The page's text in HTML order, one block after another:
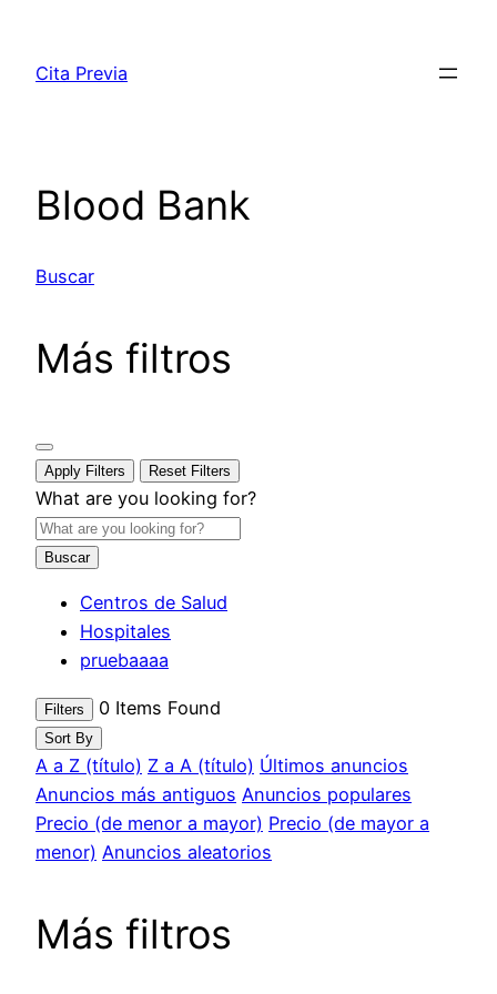
contenido
Cita Previa
Blood Bank
Buscar
Más filtros
Apply Filters Reset Filters
What are you looking for?
Buscar
Centros de Salud
Hospitales
pruebaaaa
Filters 0 Items Found
Sort By
A a Z (título) Z a A (título) Últimos anuncios
Anuncios más antiguos Anuncios populares
Precio (de menor a mayor) Precio (de mayor a
menor) Anuncios aleatorios
Más filtros